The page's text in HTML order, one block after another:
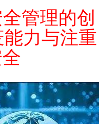
管理的创
力与注重